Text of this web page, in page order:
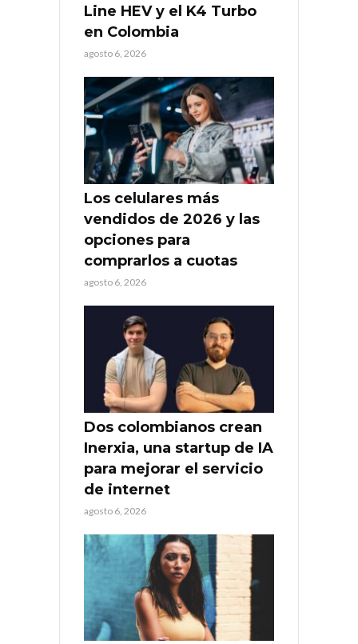
Line HEV y el K4 Turbo
en Colombia
agosto 6, 2026
Los celulares más
vendidos de 2026 y las
opciones para
comprarlos a cuotas
agosto 6, 2026
Dos colombianos crean
Inerxia, una startup de IA
para mejorar el servicio
de internet
agosto 6, 2026